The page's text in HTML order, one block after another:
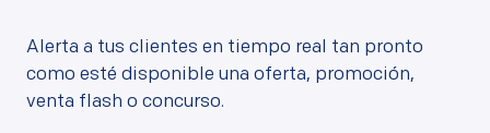
Alerta a tus clientes en tiempo real tan pronto
como esté disponible una oferta, promoción,
venta flash o concurso.